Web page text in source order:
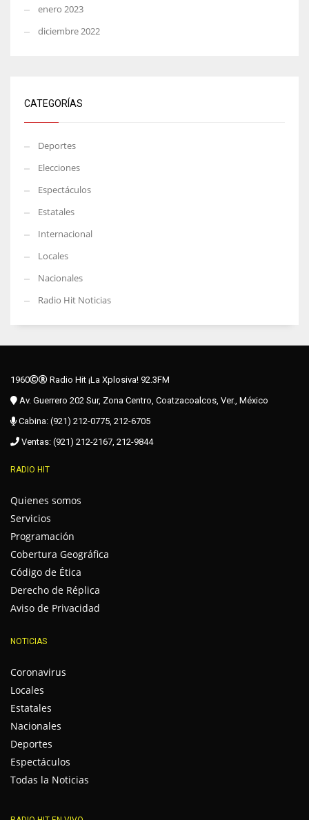
enero 2023
diciembre 2022
CATEGORÍAS
Deportes
Elecciones
Espectáculos
Estatales
Internacional
Locales
Nacionales
Radio Hit Noticias
1960
Radio Hit ¡La Xplosiva! 92.3FM
Av. Guerrero 202 Sur, Zona Centro, Coatzacoalcos, Ver., México
Cabina: (921) 212-0775, 212-6705
Ventas: (921) 212-2167, 212-9844
RADIO HIT
Quienes somos
Servicios
Programación
Cobertura Geográfica
Código de Ética
Derecho de Réplica
Aviso de Privacidad
NOTICIAS
Coronavirus
Locales
Estatales
Nacionales
Deportes
Espectáculos
Todas la Noticias